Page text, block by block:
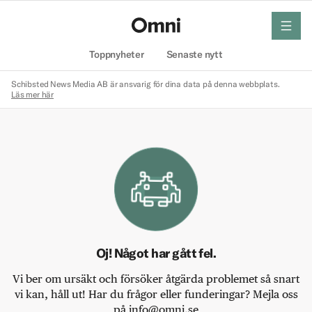
Toppnyheter Senaste nytt
meny
Schibsted News Media AB är ansvarig för dina data på denna webbplats.
Läs mer här
Oj! Något har gått fel.
Vi ber om ursäkt och försöker åtgärda problemet så snart
vi kan, håll ut! Har du frågor eller funderingar? Mejla oss